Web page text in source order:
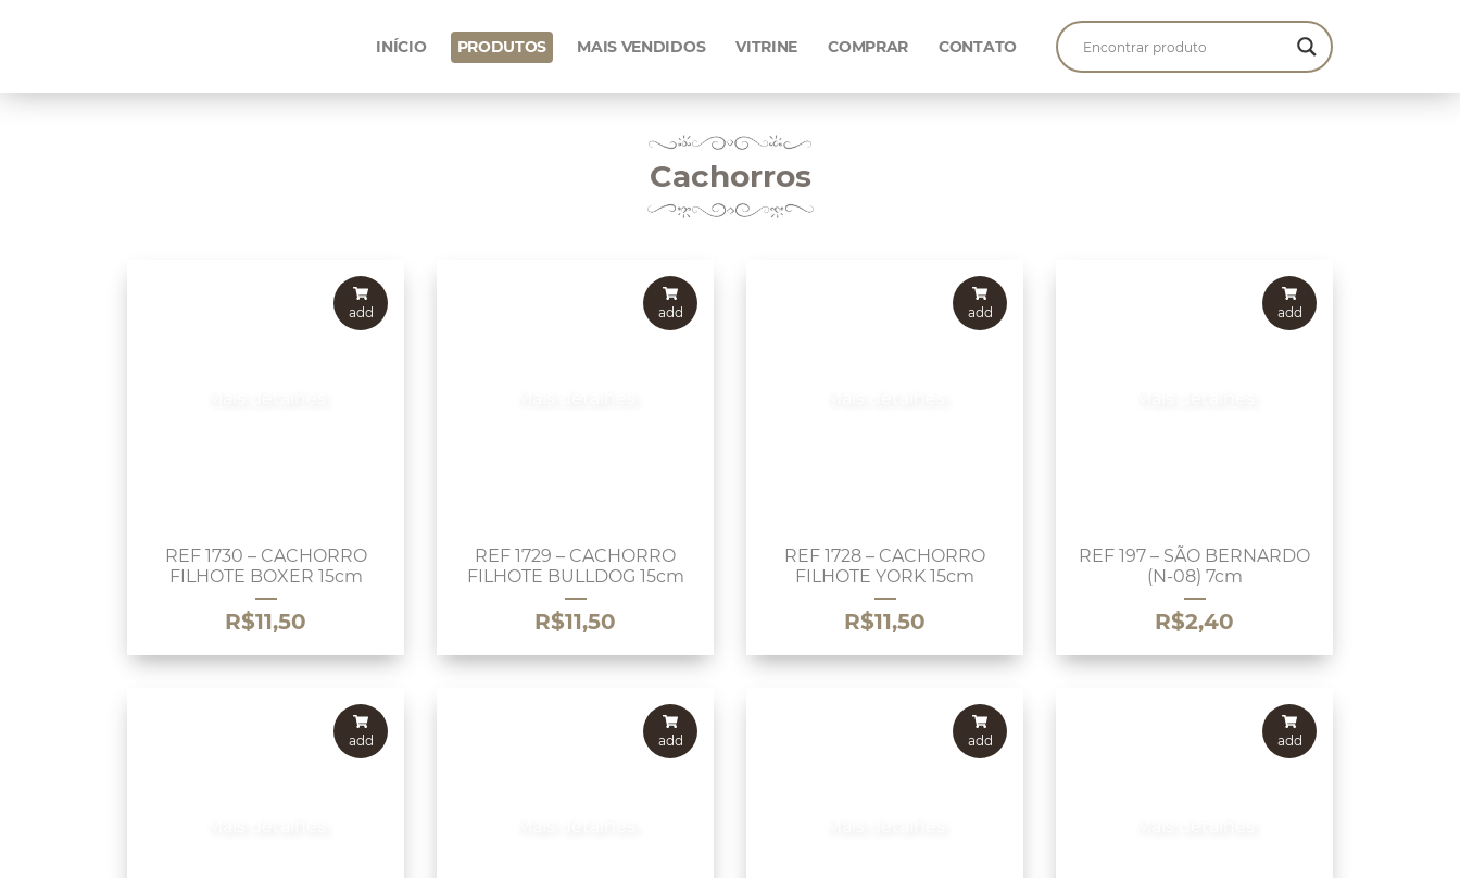
INÍCIO PRODUTOS MAIS VENDIDOS VITRINE COMPRAR CONTATO
Cachorros
REF 1730 – CACHORRO
FILHOTE BOXER 15cm
R$11,50
add
REF 1729 – CACHORRO
FILHOTE BULLDOG 15cm
R$11,50
add
REF 1728 – CACHORRO
FILHOTE YORK 15cm
R$11,50
add
REF 197 – SÃO BERNARDO
(N-08) 7cm
R$2,40
add
add add add add